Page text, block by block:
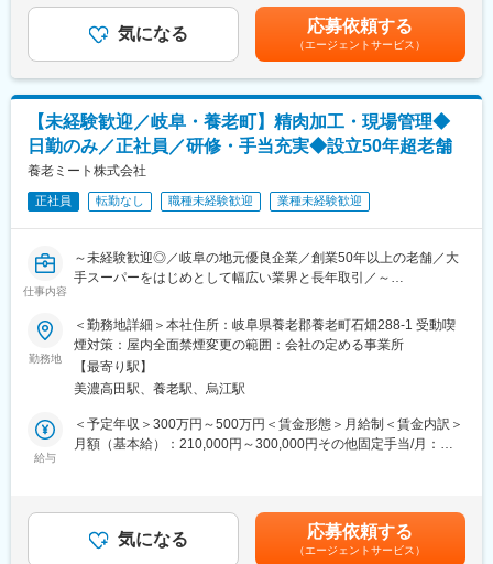
独自の厳しい品質検査基準やGMPに準拠した生産管理体制を持
ち、世界最高水準の品質を実現しています。
■会社特徴
（１）容器と処方の同時開発
化粧品の中身と容器を自社で同時開発できる点が強み。これによ
り品質の安定と短納期での納品が可能。また世界最高水準品質を
維持しており、国内外の大手ブランド取引中！
（２）独自の容器設計で400件以上の特許を保有
が入ったペンシルなど革新的な製品開発に取り組んでいます。
▽充填部門
・機械をオペレートし充填・包装業務
り適正により判断いたします。
・製造課は正社員50代2名、40代5名、30代3名、20代2名の計12
名の組織になります。
・操業課部門は正社員50代7名、40代3名、30代6名、20代2名の
■シフト：
B:13:00～22：00
C:21:00～翌6：00
※実働8時間で週次交代制です。（A→C→B→A）
■特徴:
・工程が2段階に分かれており各チームでの連携が必要になりま
・チームプレイが中心の業務になるため協調性が大切になりま
す。
から入社して活躍している方もいます。
※男女とも活躍できる職場環境です。
ますのでで忙期と閑散期で月給が変動する可能性がございます賃
金はあくまでも目安の金額であり、選考を通じて上下する可能性
があります。月給(月額)は固定手当を含めた表記です。
気になる 応募依頼する
（エージェントサービス）
【未経験歓迎／岐阜・養老町】精肉加工・現場管理◆
日勤のみ／正社員／研修・手当充実◆設立50年超老舗
養老ミート株式会社
正社員 転勤なし 職種未経験歓迎 業種未経験歓迎
仕事内容
～未経験歓迎◎／岐阜の地元優良企業／創業50年以上の老舗／大
手スーパーをはじめとして幅広い業界と長年取引／～
■概要：
現在、製造現場管理を担う人材の後継者が不足しているため、能
力次第で生産計画から日々のQCDS管理、商品開発等を一貫して
担う工場管理者の候補となることを想定しております。
■業務内容：
・食品加工
・製造現場管理
■企業の特徴／魅力：
当社は、地域に根ざした企業であり、食品スーパー向け商品を中
心に取り扱っています。平均勤続年数は10年程度、平均残業時間
勤務地
＜勤務地詳細＞本社住所：岐阜県養老郡養老町石畑288-1 受動喫
煙対策：屋内全面禁煙変更の範囲：会社の定める事業所
【最寄り駅】
美濃高田駅、養老駅、烏江駅
給与
＜予定年収＞300万円～500万円＜賃金形態＞月給制＜賃金内訳＞
月額（基本給）：210,000円～300,000円その他固定手当/月：
も目安の金額であり、選考を通じて上下する可能性があります。
月給(月額)は固定手当を含めた表記です。
気になる 応募依頼する
（エージェントサービス）